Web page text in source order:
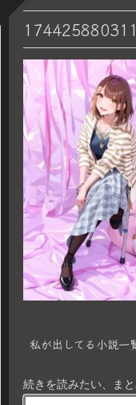
私が出してる小説一
続きを読みたい、ま